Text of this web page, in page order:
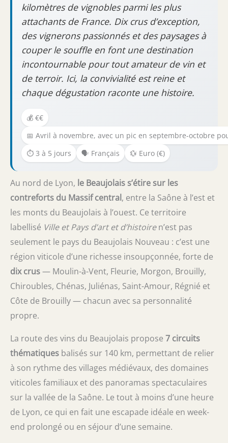
kilomètres de vignobles parmi les plus
attachants de France. Dix crus d’exception,
des vignerons passionnés et des paysages à
couper le souffle en font une destination
incontournable pour tout amateur de vin et
de terroir. Ici, la convivialité est reine et
chaque dégustation raconte une histoire.
💰 €€
📅 Avril à novembre, avec un pic en septembre-octobre
⏱️ 3 à 5 jours
🗣️ Français 💱 Euro (€)
Au nord de Lyon, le Beaujolais s’étire sur les
contreforts du Massif central, entre la Saône à l’est et
les monts du Beaujolais à l’ouest. Ce territoire
labellisé Ville et Pays d’art et d’histoiren’est pas
seulement le pays du Beaujolais Nouveau : c’est une
région viticole d’une richesse insoupçonnée, forte de
dix crus— Moulin-à-Vent, Fleurie, Morgon, Brouilly,
Chiroubles, Chénas, Juliénas, Saint-Amour, Régnié et
Côte de Brouilly — chacun avec sa personnalité
propre.
La route des vins du Beaujolais propose 7 circuits
thématiques balisés sur 140 km, permettant de relier
à son rythme des villages médiévaux, des domaines
viticoles familiaux et des panoramas spectaculaires
sur la vallée de la Saône. Le tout à moins d’une heure
de Lyon, ce qui en fait une escapade idéale en week-
end prolongé ou en séjour d’une semaine.